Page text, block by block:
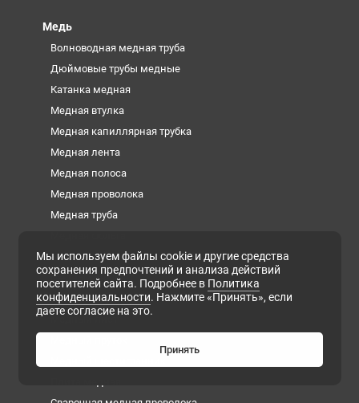
Медь
Волноводная медная труба
Дюймовые трубы медные
Катанка медная
Медная втулка
Медная капиллярная трубка
Медная лента
Медная полоса
Медная проволока
Медная труба
Медная шина
Медный квадрат
Медный круг
Мы используем файлы cookie и другие средства
сохранения предпочтений и анализа действий
посетителей сайта. Подробнее в Политика
конфиденциальности. Нажмите «Принять», если
даете согласие на это.
Принять